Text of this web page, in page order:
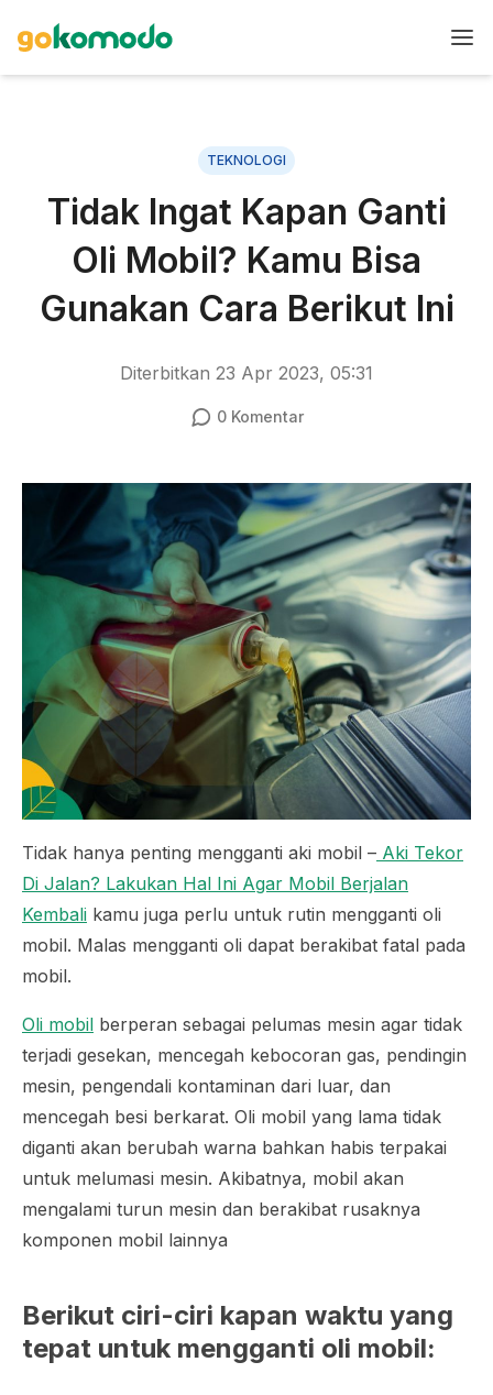
TEKNOLOGI
Tidak Ingat Kapan Ganti
Oli Mobil? Kamu Bisa
Gunakan Cara Berikut Ini
Diterbitkan 23 Apr 2023, 05:31
0Komentar
Tidak hanya penting mengganti aki mobil – Aki Tekor
Di Jalan? Lakukan Hal Ini Agar Mobil Berjalan
Kembali kamu juga perlu untuk rutin mengganti oli
mobil. Malas mengganti oli dapat berakibat fatal pada
mobil.
Oli mobil berperan sebagai pelumas mesin agar tidak
terjadi gesekan, mencegah kebocoran gas, pendingin
mesin, pengendali kontaminan dari luar, dan
mencegah besi berkarat. Oli mobil yang lama tidak
diganti akan berubah warna bahkan habis terpakai
untuk melumasi mesin. Akibatnya, mobil akan
mengalami turun mesin dan berakibat rusaknya
komponen mobil lainnya
Berikut ciri-ciri kapan waktu yang
tepat untuk mengganti oli mobil: